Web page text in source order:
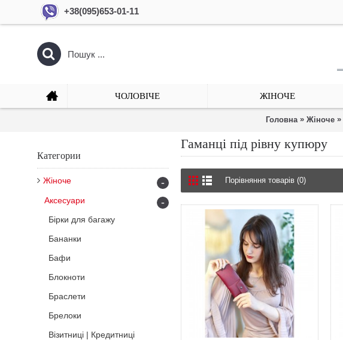
+38(095)653-01-11
ЧОЛОВІЧЕ ЖІНОЧЕ
Головна » Жіноче »
Категории
Жіноче -
Аксесуари -
Бірки для багажу
Бананки
Бафи
Блокноти
Браслети
Брелоки
Візитниці | Кредитниці
Гаманці під рівну купюру
Порівняння товарів (0)